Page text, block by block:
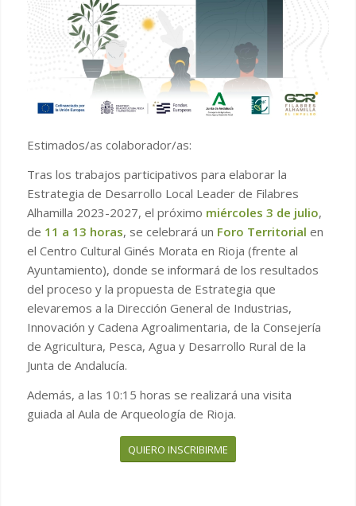
Estimados/as colaborador/as:
Tras los trabajos participativos para elaborar la
Estrategia de Desarrollo Local Leader de Filabres
Alhamilla 2023-2027, el próximo miércoles 3 de julio,
de 11 a 13 horas, se celebrará un Foro Territorial en
el Centro Cultural Ginés Morata en Rioja (frente al
Ayuntamiento), donde se informará de los resultados
del proceso y la propuesta de Estrategia que
elevaremos a la Dirección General de Industrias,
Innovación y Cadena Agroalimentaria, de la Consejería
de Agricultura, Pesca, Agua y Desarrollo Rural de la
Junta de Andalucía.
Además, a las 10:15 horas se realizará una visita
guiada al Aula de Arqueología de Rioja.
QUIERO INSCRIBIRME